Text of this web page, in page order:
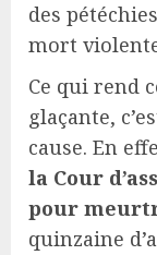
des
mort
Ce qui rend
glaçante,
cause. En
la Cour
pour
quinzaine